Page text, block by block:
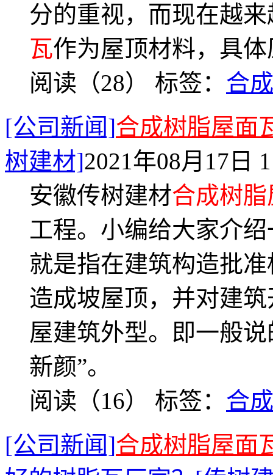
分的重视，而现在越
瓦作为屋顶材料，具
阅读（28） 标签： 合
[公司新闻]合成树脂屋面
树建材]2021年08月17日
安徽传树建材合成树
工程。小编给大家介
就是指在建筑构造批
造成坡屋顶，并对建
屋建筑外型。即一般
新颜”。
阅读（16） 标签： 合
[公司新闻]合成树脂屋面